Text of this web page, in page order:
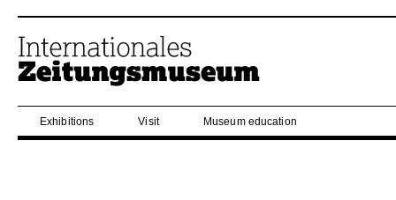
Exhibitions Visit Museum education